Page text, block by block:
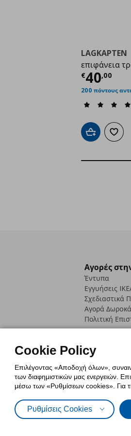
LAGKAPTEN
επιφάνεια
€40,00
200 πόντους
Προσθήκη στο
Αγορές
Έντυπα
Εγγυήσεις
Σχεδιαστικά
Αγορά
Πολιτική
Cookie Policy
Επιλέγοντας «Αποδοχή όλων»,
των διαφημιστικών μας ενεργειών.
μέσω των «Ρυθμίσεων cookies». Για
Ρυθμίσεις Cookies